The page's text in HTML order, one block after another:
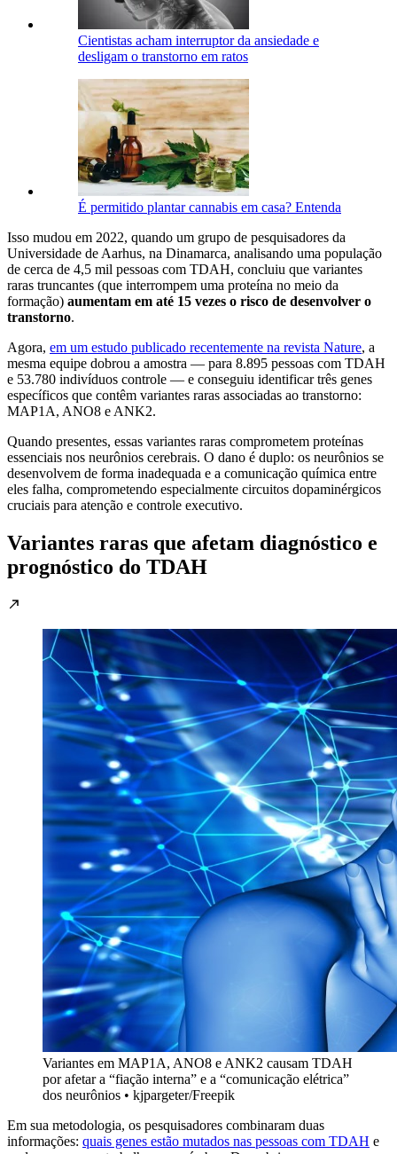
Cientistas acham interruptor da ansiedade e
desligam o transtorno em ratos
É permitido plantar cannabis em casa? Entenda
Isso mudou em 2022, quando um grupo de pesquisadores da
Universidade de Aarhus, na Dinamarca, analisando uma população
de cerca de 4,5 mil pessoas com TDAH, concluiu que variantes
raras truncantes (que interrompem uma proteína no meio da
formação) aumentam em até 15 vezes o risco de desenvolver o
transtorno.
Agora, em um estudo publicado recentemente na revista Nature, a
mesma equipe dobrou a amostra — para 8.895 pessoas com TDAH
e 53.780 indivíduos controle — e conseguiu identificar três genes
específicos que contêm variantes raras associadas ao transtorno:
MAP1A, ANO8 e ANK2.
Quando presentes, essas variantes raras comprometem proteínas
essenciais nos neurônios cerebrais. O dano é duplo: os neurônios se
desenvolvem de forma inadequada e a comunicação química entre
eles falha, comprometendo especialmente circuitos dopaminérgicos
cruciais para atenção e controle executivo.
Variantes raras que afetam diagnóstico e
prognóstico do TDAH
Variantes em MAP1A, ANO8 e ANK2 causam TDAH
por afetar a “fiação interna” e a “comunicação elétrica”
dos neurônios • kjpargeter/Freepik
Em sua metodologia, os pesquisadores combinaram duas
informações: quais genes estão mutados nas pessoas com TDAH e